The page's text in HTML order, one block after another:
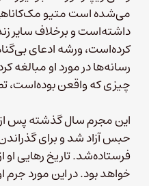
می‌شده است متیو
داشته‌است و برخلاف سایر
کرده‌است، ورشه ادعای
رسانه‌ها در مورد او مبالغه
چیزی که واقعن بوده‌است،
حبس آزاد شد و برای
خواهد بود. در این مورد